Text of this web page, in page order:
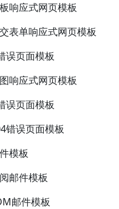
响应式网页模板
表单响应式网页模板
误页面模板
响应式网页模板
误页面模板
错误页面模板
模板
邮件模板
邮件模板